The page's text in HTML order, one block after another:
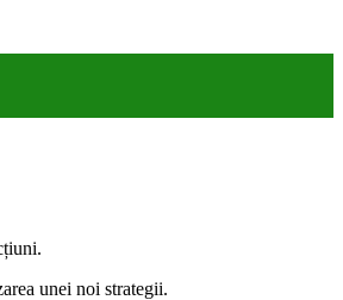
unei noi strategii.